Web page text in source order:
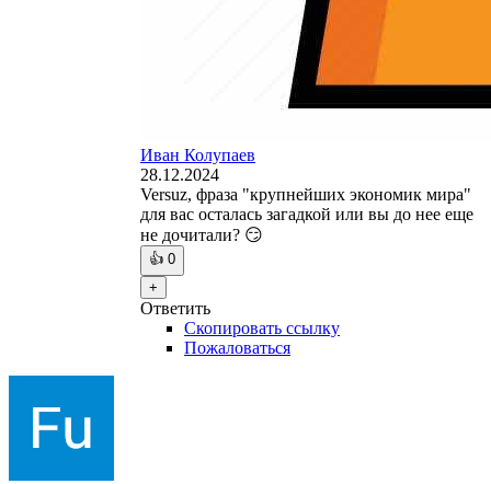
Иван Колупаев
28.12.2024
Versuz, фраза "крупнейших экономик мира"
для вас осталась загадкой или вы до нее еще
не дочитали? 😏
👍 0
+
Ответить
Скопировать ссылку
Пожаловаться